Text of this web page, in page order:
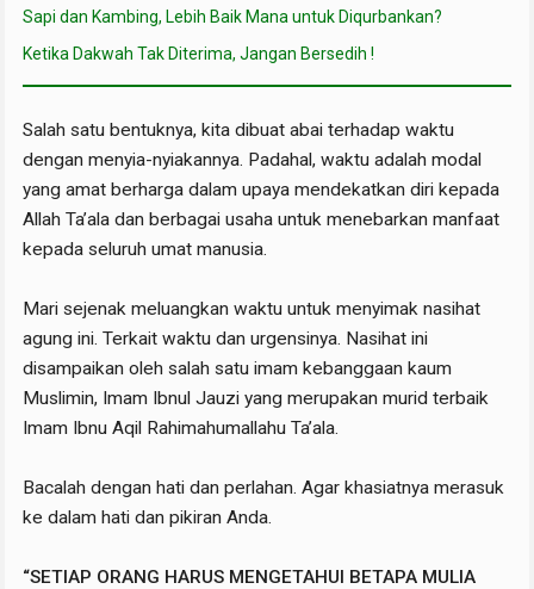
Sapi dan Kambing, Lebih Baik Mana untuk Diqurbankan?
Ketika Dakwah Tak Diterima, Jangan Bersedih !
Salah satu bentuknya, kita dibuat abai terhadap waktu
dengan menyia-nyiakannya. Padahal, waktu adalah modal
yang amat berharga dalam upaya mendekatkan diri kepada
Allah Ta’ala dan berbagai usaha untuk menebarkan manfaat
kepada seluruh umat manusia.
Mari sejenak meluangkan waktu untuk menyimak nasihat
agung ini. Terkait waktu dan urgensinya. Nasihat ini
disampaikan oleh salah satu imam kebanggaan kaum
Muslimin, Imam Ibnul Jauzi yang merupakan murid terbaik
Imam Ibnu Aqil Rahimahumallahu Ta’ala.
Bacalah dengan hati dan perlahan. Agar khasiatnya merasuk
ke dalam hati dan pikiran Anda.
“SETIAP ORANG HARUS MENGETAHUI BETAPA MULIA